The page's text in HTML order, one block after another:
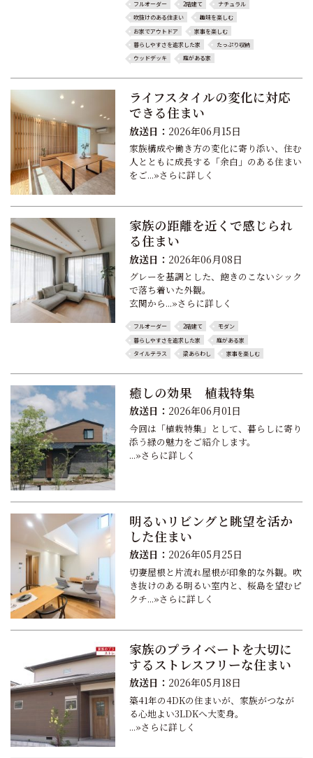
フルオーダー 2階建て
ナチュラル
吹抜けのある住まい
趣味を楽しむ
お家でアウトドア
家事を楽しむ
暮らしやすさを追求した家
たっぷり収納
ウッドデッキ
庭がある家
ライフスタイルの変化に対応
できる住まい
放送日： 2026年06月15日
家族構成や働き方の変化に寄り添い、住む
人とともに成長する「余白」のある住まい
をご...»さらに詳しく
家族の距離を近くで感じられ
る住まい
放送日： 2026年06月08日
グレーを基調とした、飽きのこないシック
で落ち着いた外観。
玄関から...»さらに詳しく
フルオーダー 2階建て
モダン
暮らしやすさを追求した家
庭がある家
タイルテラス
梁あらわし 家事を楽しむ
癒しの効果 植栽特集
放送日： 2026年06月01日
今回は「植栽特集」として、暮らしに寄り
添う緑の魅力をご紹介します。
...»さらに詳しく
明るいリビングと眺望を活か
した住まい
放送日： 2026年05月25日
切妻屋根と片流れ屋根が印象的な外観。吹
き抜けのある明るい室内と、桜島を望むピ
クチ...»さらに詳しく
家族のプライベートを大切に
するストレスフリーな住まい
放送日： 2026年05月18日
築41年の4DKの住まいが、家族がつなが
る心地よい3LDKへ大変身。
...»さらに詳しく